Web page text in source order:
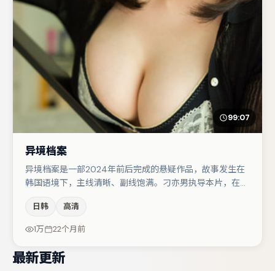
99:07
异境档案
异境档案是一部2024年前后完成的悬疑作品，故事发生在
韩国语境下，主线清晰、副线饱满。刁亦男执导本片，在场
李光洁与朱一龙的对手戏构成全片情感锚点，任素汐则以细
节塑造推动谜题层层揭开。若你偏爱强类型与清晰主线，这
部作品值得关注。
日韩 高清
1万 22个月前
最新更新